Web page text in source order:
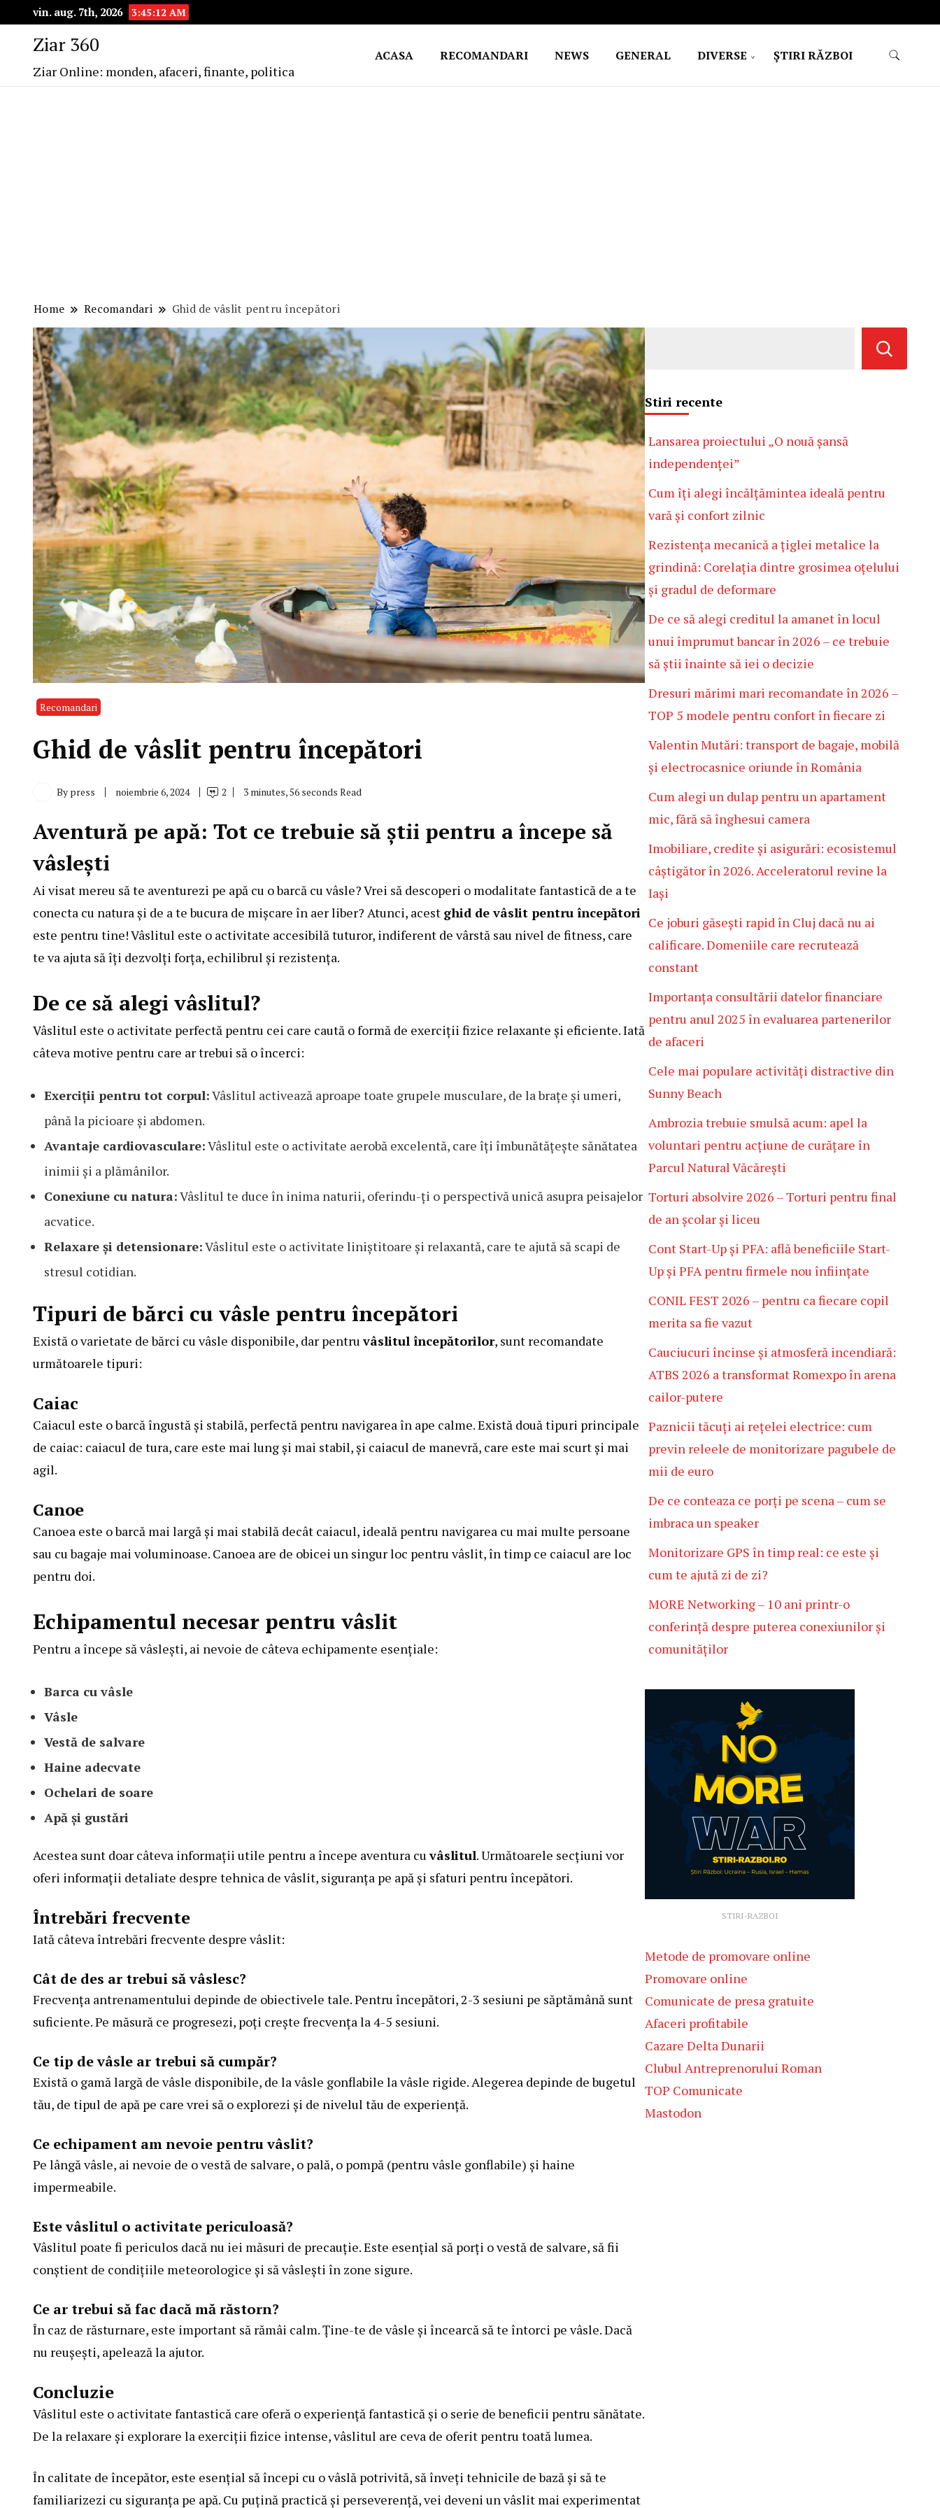
vin. aug. 7th, 2026 3:45:13 AM
Ziar 360
Ziar Online: monden, afaceri, finante, politica
ACASA RECOMANDARI NEWS GENERAL DIVERSE ŞTIRI RĂZBOI
Home Recomandari Ghid de vâslit pentru începători
Recomandari
Ghid de vâslit pentru începători
By press noiembrie 6, 2024 2 3 minutes, 56 seconds Read
Aventură pe apă: Tot ce trebuie să știi pentru a începe să
vâslești
Ai visat mereu să te aventurezi pe apă cu o barcă cu vâsle? Vrei să descoperi o modalitate fantastică de a te
conecta cu natura și de a te bucura de mișcare în aer liber? Atunci, acest ghid de vâslit pentru începători
este pentru tine! Vâslitul este o activitate accesibilă tuturor, indiferent de vârstă sau nivel de fitness, care
te va ajuta să îți dezvolți forța, echilibrul și rezistența.
De ce să alegi vâslitul?
Vâslitul este o activitate perfectă pentru cei care caută o formă de exerciții fizice relaxante și eficiente. Iată
câteva motive pentru care ar trebui să o încerci:
Exerciții pentru tot corpul:Vâslitul activează aproape toate grupele musculare, de la brațe și umeri,
până la picioare și abdomen.
Avantaje cardiovasculare:Vâslitul este o activitate aerobă excelentă, care îți îmbunătățește sănătatea
inimii și a plămânilor.
Conexiune cu natura:Vâslitul te duce în inima naturii, oferindu-ți o perspectivă unică asupra peisajelor
acvatice.
Relaxare și detensionare:Vâslitul este o activitate liniștitoare și relaxantă, care te ajută să scapi de
stresul cotidian.
Tipuri de bărci cu vâsle pentru începători
Există o varietate de bărci cu vâsle disponibile, dar pentruvâslitul începătorilor, sunt recomandate
următoarele tipuri:
Caiac
Caiacul este o barcă îngustă și stabilă, perfectă pentru navigarea în ape calme. Există două tipuri principale
de caiac: caiacul de tura, care este mai lung și mai stabil, și caiacul de manevră, care este mai scurt și mai
agil.
Canoe
Canoea este o barcă mai largă și mai stabilă decât caiacul, ideală pentru navigarea cu mai multe persoane
sau cu bagaje mai voluminoase. Canoea are de obicei un singur loc pentru vâslit, în timp ce caiacul are loc
pentru doi.
Echipamentul necesar pentru vâslit
Pentru a începe să vâslești, ai nevoie de câteva echipamente esențiale:
Barca cu vâsle
Vâsle
Vestă de salvare
Haine adecvate
Ochelari de soare
Apă și gustări
Acestea sunt doar câteva informații utile pentru a începe aventura cuvâslitul. Următoarele secțiuni vor
oferi informații detaliate despre tehnica de vâslit, siguranța pe apă și sfaturi pentru începători.
Întrebări frecvente
Iată câteva întrebări frecvente despre vâslit:
Cât de des ar trebui să vâslesc?
Frecvența antrenamentului depinde de obiectivele tale. Pentru începători, 2-3 sesiuni pe săptămână sunt
suficiente. Pe măsură ce progresezi, poți crește frecvența la 4-5 sesiuni.
Ce tip de vâsle ar trebui să cumpăr?
Există o gamă largă de vâsle disponibile, de la vâsle gonflabile la vâsle rigide. Alegerea depinde de bugetul
tău, de tipul de apă pe care vrei să o explorezi și de nivelul tău de experiență.
Ce echipament am nevoie pentru vâslit?
Pe lângă vâsle, ai nevoie de o vestă de salvare, o pală, o pompă (pentru vâsle gonflabile) și haine
impermeabile.
Este vâslitul o activitate periculoasă?
Vâslitul poate fi periculos dacă nu iei măsuri de precauție. Este esențial să porți o vestă de salvare, să fii
conștient de condițiile meteorologice și să vâslești în zone sigure.
Ce ar trebui să fac dacă mă răstorn?
În caz de răsturnare, este important să rămâi calm. Ține-te de vâsle și încearcă să te întorci pe vâsle. Dacă
nu reușești, apelează la ajutor.
Concluzie
Vâslitul este o activitate fantastică care oferă o experiență fantastică și o serie de beneficii pentru sănătate.
De la relaxare și explorare la exerciții fizice intense, vâslitul are ceva de oferit pentru toată lumea.
În calitate de începător, este esențial să începi cu o vâslă potrivită, să înveți tehnicile de bază și să te
familiarizezi cu siguranța pe apă. Cu puțină practică și perseverență, vei deveni un vâslit mai experimentat
Stiri recente
Lansarea proiectului „O nouă șansă
independenței”
Cum îți alegi încălțămintea ideală pentru
vară și confort zilnic
Rezistența mecanică a țiglei metalice la
grindină: Corelația dintre grosimea oțelului
și gradul de deformare
De ce să alegi creditul la amanet în locul
unui împrumut bancar în 2026 – ce trebuie
să știi înainte să iei o decizie
Dresuri mărimi mari recomandate în 2026 –
TOP 5 modele pentru confort în fiecare zi
Valentin Mutări: transport de bagaje, mobilă
și electrocasnice oriunde în România
Cum alegi un dulap pentru un apartament
mic, fără să înghesui camera
Imobiliare, credite și asigurări: ecosistemul
câștigător în 2026. Acceleratorul revine la
Iași
Ce joburi găsești rapid în Cluj dacă nu ai
calificare. Domeniile care recrutează
constant
Importanța consultării datelor financiare
pentru anul 2025 în evaluarea partenerilor
de afaceri
Cele mai populare activități distractive din
Sunny Beach
Ambrozia trebuie smulsă acum: apel la
voluntari pentru acțiune de curățare în
Parcul Natural Văcărești
Torturi absolvire 2026 – Torturi pentru final
de an școlar și liceu
Cont Start-Up și PFA: află beneficiile Start-
Up și PFA pentru firmele nou înființate
CONIL FEST 2026 – pentru ca fiecare copil
merita sa fie vazut
Cauciucuri încinse și atmosferă incendiară:
ATBS 2026 a transformat Romexpo în arena
cailor-putere
Paznicii tăcuți ai rețelei electrice: cum
previn releele de monitorizare pagubele de
mii de euro
De ce conteaza ce porți pe scena – cum se
imbraca un speaker
Monitorizare GPS în timp real: ce este și
cum te ajută zi de zi?
MORE Networking – 10 ani printr-o
conferință despre puterea conexiunilor și
comunităților
STIRI-RAZBOI
Metode de promovare online
Promovare online
Comunicate de presa gratuite
Afaceri profitabile
Cazare Delta Dunarii
Clubul Antreprenorului Roman
TOP Comunicate
Mastodon